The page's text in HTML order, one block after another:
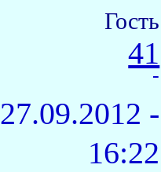
Гость
41
-
27.09.2012 -
16:22